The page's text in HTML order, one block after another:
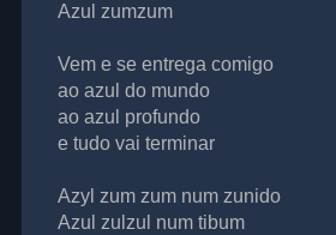
Azul zumzum
Vem e se entrega comigo
ao azul do mundo
ao azul profundo
e tudo vai terminar
Azyl zum zum num zunido
Azul zulzul num tibum